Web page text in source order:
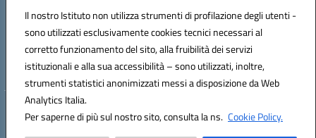
Il nostro Istituto non utilizza strumenti di profilazione degli utenti -
sono utilizzati esclusivamente cookies tecnici necessari al
corretto funzionamento del sito, alla fruibilità dei servizi
istituzionali e alla sua accessibilità – sono utilizzati, inoltre,
strumenti statistici anonimizzati messi a disposizione da Web
Analytics Italia.
Per saperne di più sul nostro sito, consulta la ns. Cookie Policy.
Codice fiscale: 93063510619
Codice meccanografico:CEIS014005
Codice Indice delle Pubbliche Amministrazioni (IPA): istsc_ceis014005
Codice unico di fatturazione (CUF): UOU8EW
Hosting & Powered by 3D Solution S.r.l.
Concept & Design by Designers Italia